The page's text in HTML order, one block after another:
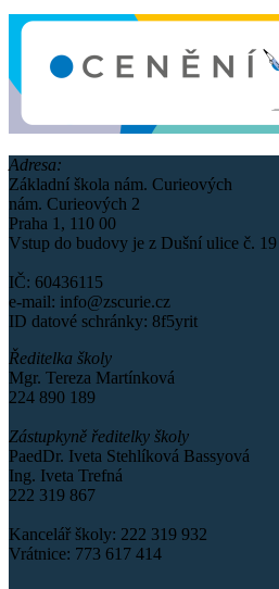
Adresa:
Základní škola nám. Curieových
nám. Curieových 2
Praha 1, 110 00
Vstup do budovy je z Dušní ulice č. 19
IČ: 60436115
e-mail: info@zscurie.cz
ID datové schránky: 8f5yrit
Ředitelka školy
Mgr. Tereza Martínková
224 890 189
Zástupkyně ředitelky školy
PaedDr. Iveta Stehlíková Bassyová
Ing. Iveta Trefná
222 319 867
Kancelář školy: 222 319 932
Vrátnice: 773 617 414